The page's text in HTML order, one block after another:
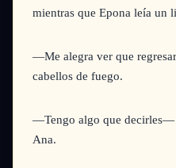
mientras que Epona leía un
—Me alegra ver que
cabellos de fuego.
—Tengo algo que decirles—
Ana.